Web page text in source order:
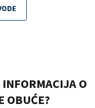
O
OBUĆE?